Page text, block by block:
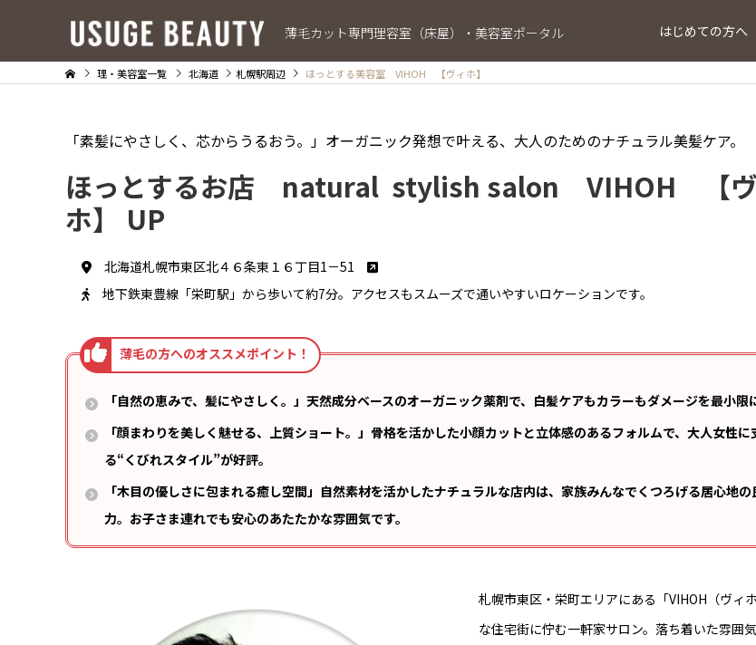
薄毛カット専門理容室（床屋）・美容室ポータル はじめての方へ
理・美容室一覧 北海道 札幌駅周辺 ほっとする美容室 VIHOH 【ヴィホ】
「素髪にやさしく、芯からうるおう。」オーガニック発想で叶える、大人のためのナチュラル美髪ケア。
ほっとするお店 natural stylish salon VIHOH 【
ホ】 UP
北海道札幌市東区北４６条東１６丁目1－51
地下鉄東豊線「栄町駅」から歩いて約7分。アクセスもスムーズで通いやすいロケーションです。
「自然の恵みで、髪にやさしく。」天然成分ベースのオーガニック薬剤で、白髪ケアもカラーもダメージを最小限
「顔まわりを美しく魅せる、上質ショート。」骨格を活かした小顔カットと立体感のあるフォルムで、大人女性に
る“くびれスタイル”が好評。
「木目の優しさに包まれる癒し空間」自然素材を活かしたナチュラルな店内は、家族みんなでくつろげる居心地
力。お子さま連れでも安心のあたたかな雰囲気です。
札幌市東区・栄町エリアにある「VIHOH（ヴィ
な住宅街に佇む一軒家サロン。落ち着いた雰囲